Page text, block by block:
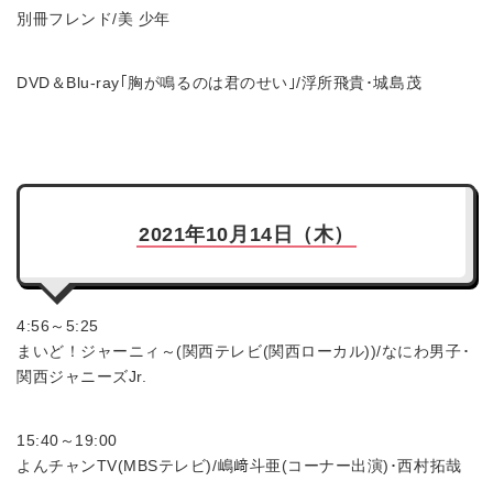
別冊フレンド/美 少年
DVD＆Blu-ray｢胸が鳴るのは君のせい｣/浮所飛貴･城島茂
2021年10月14日（木）
4:56～5:25
まいど！ジャーニィ～(関西テレビ(関西ローカル))/なにわ男子･
関西ジャニーズJr.
15:40～19:00
よんチャンTV(MBSテレビ)/嶋﨑斗亜(コーナー出演)･西村拓哉